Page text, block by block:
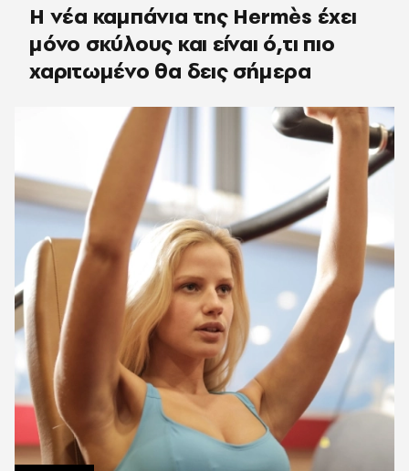
Η νέα καμπάνια της Hermès έχει
μόνο σκύλους και είναι ό,τι πιο
χαριτωμένο θα δεις σήμερα